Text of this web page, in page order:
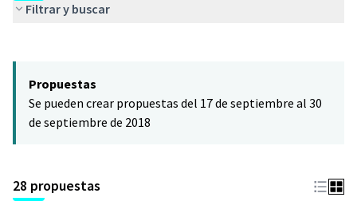
Filtrar y buscar
−
Propuestas
Se pueden crear propuestas del 17 de septiembre al 30
de septiembre de 2018
28 propuestas